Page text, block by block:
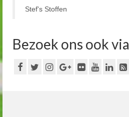
Stef's Stoffen
Bezoek ons ook via